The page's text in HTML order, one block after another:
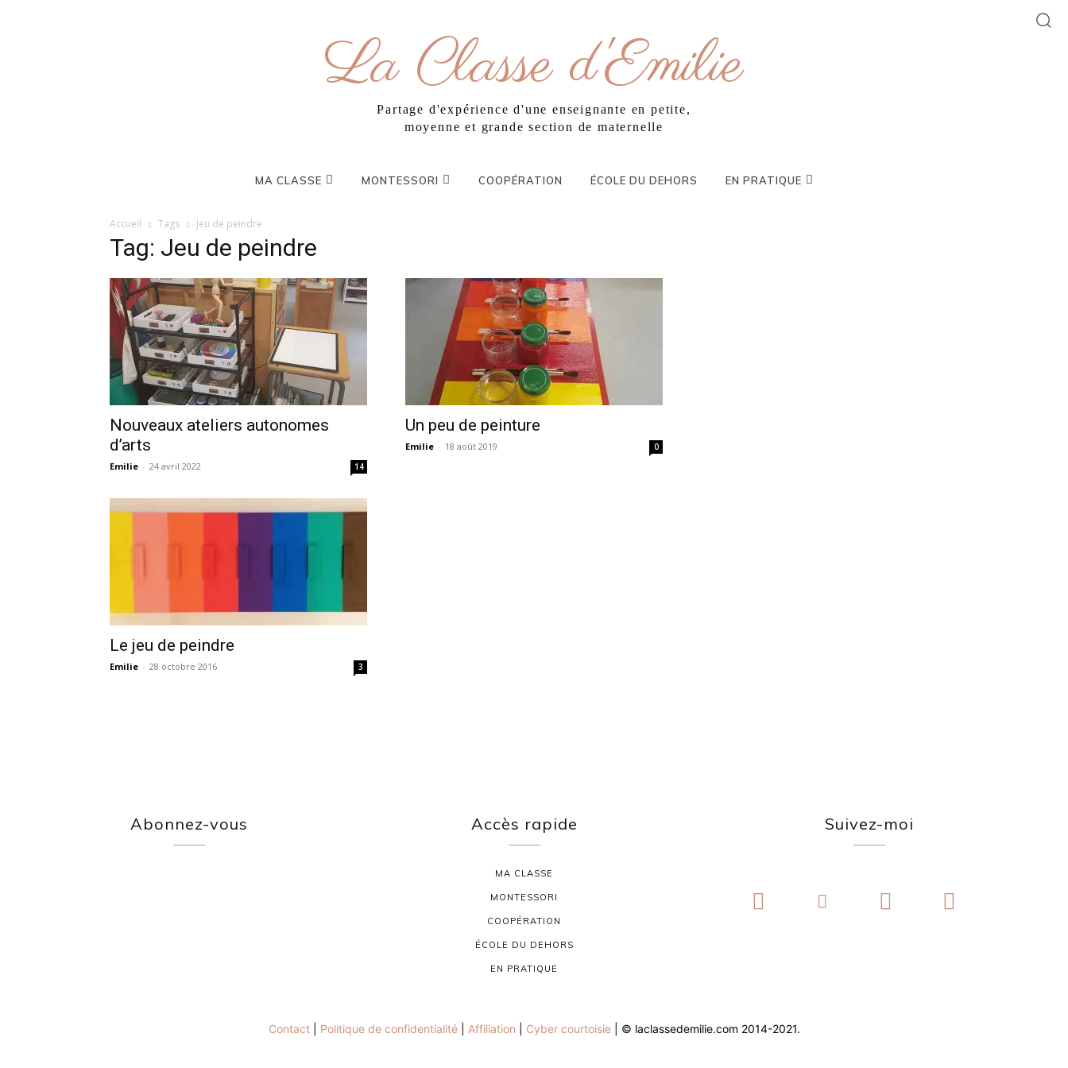
La Classe d'Emilie
Partage d'expérience d'une enseignante en petite,
moyenne et grande section de maternelle
MA CLASSE MONTESSORI COOPÉRATION ÉCOLE DU DEHORS EN PRATIQUE
Accueil Tags Jeu de peindre
Tag: Jeu de peindre
Nouveaux ateliers autonomes
d’arts
Emilie - 24 avril 2022 14
Un peu de peinture
Emilie - 18 août 2019 0
Le jeu de peindre
Emilie - 28 octobre 2016 3
Abonnez-vous Accès rapide
MA CLASSE
MONTESSORI
COOPÉRATION
ÉCOLE DU DEHORS
EN PRATIQUE
Suivez-moi
Contact| Politique de confidentialité| Affiliation Cyber courtoisie| © laclassedemilie.com 2014-2021.